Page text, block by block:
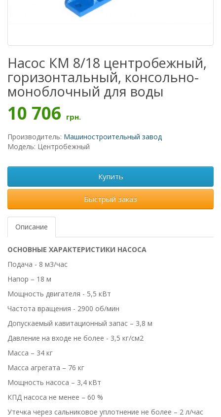
Насос КМ 8/18 центробежный,
горизонтальный, консольно-
моноблочный для воды
10 706 грн.
Производитель: Машиностроительный завод
Модель: Центробежный
Купить
Быстрый заказ
Описание
ОСНОВНЫЕ ХАРАКТЕРИСТИКИ НАСОСА
Подача - 8 м3/час
Напор – 18 м
Мощность двигателя - 5,5 кВт
Частота вращения - 2900 об/мин
Допускаемый кавитационный запас – 3,8 м
Давление на входе не более - 3,5 кг/см2
Масса – 34 кг
Масса агрегата – 76 кг
Мощность насоса – 3,4 кВт
КПД насоса не менее – 60 %
Утечка через сальниковое уплотнение не более – 2 л/час